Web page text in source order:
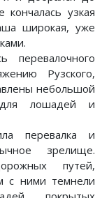
узкая
широкая, уже
перевалочного
Рузского,
небольшой
для лошадей и
перевалка и
зрелище.
путей,
с ними темнели